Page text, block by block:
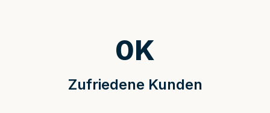
Zufriedene Kunden
0K